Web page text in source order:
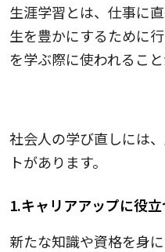
生涯学習とは、仕事に
生を豊かにするために
を学ぶ際に使われるこ
社会人の学び直しには
トがあります。
1.キャリアアップに役立
新たな知識や資格を身